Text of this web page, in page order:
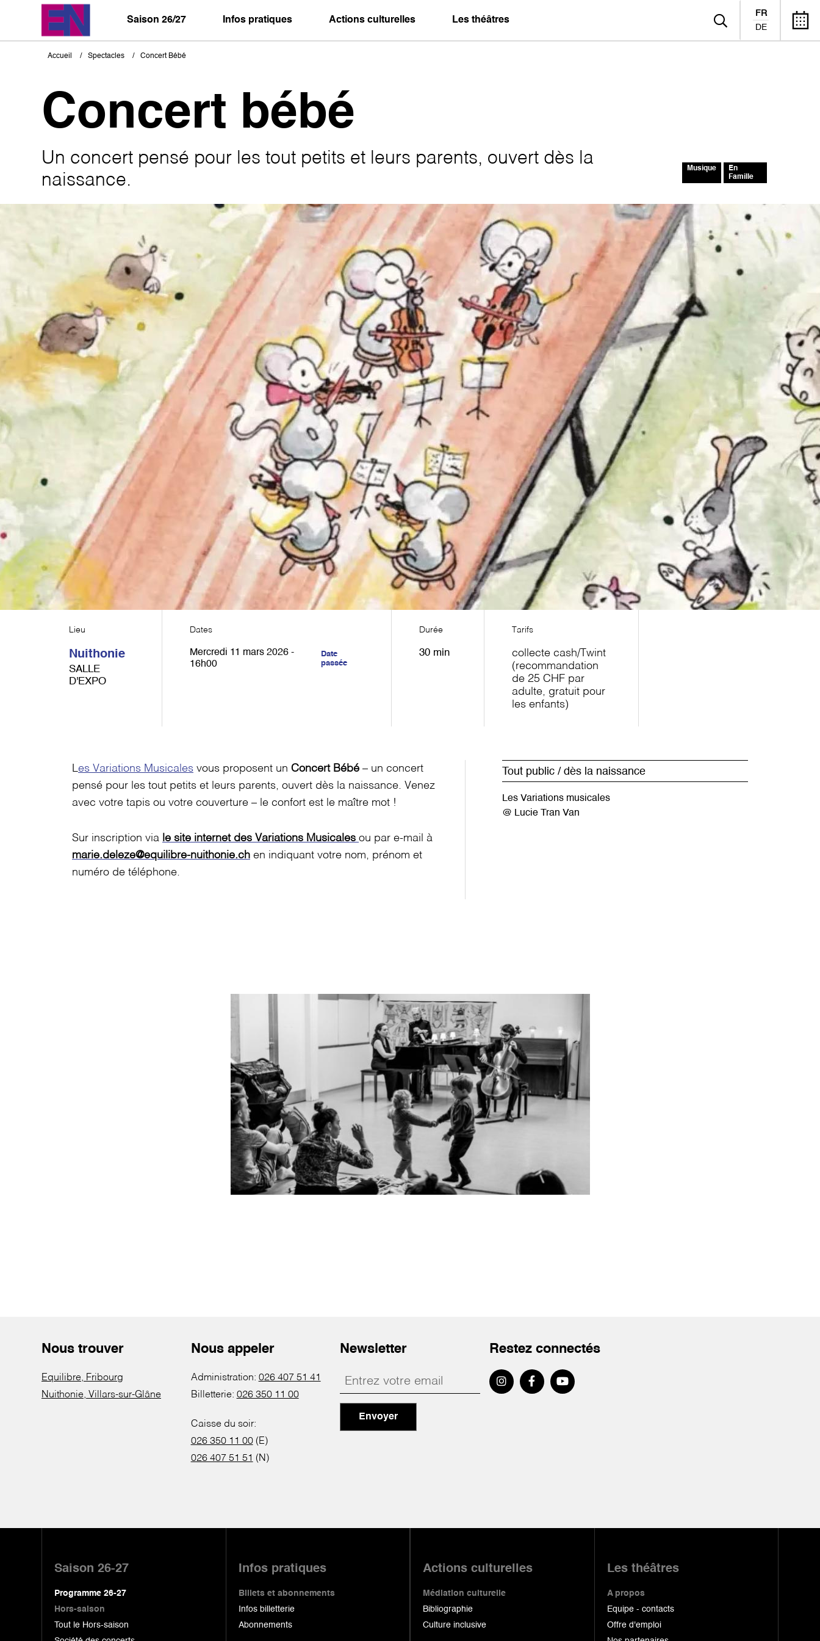
Saison 26/27 Infos pratiques Actions culturelles Les théâtres
FR
DE
Fil
Accueil Spectacles Concert Bébé
Concert bébé
Un concert pensé pour les tout petits et leurs parents, ouvert dès la
naissance.
Musique
En
Famille
Lieu
Nuithonie
SALLE
D'EXPO
Dates
Mercredi 11 mars 2026 -
16h00
Date
passée
Durée
30 min
Tarifs
collecte cash/Twint
(recommandation
de 25 CHF par
adulte, gratuit pour
les enfants)
Les Variations Musicales vous proposent un Concert Bébé – un concert
pensé pour les tout petits et leurs parents, ouvert dès la naissance. Venez
avec votre tapis ou votre couverture – le confort est le maître mot !
Sur inscription via le site internet des Variations Musicales ou par e-mail à
marie.deleze@equilibre-nuithonie.ch en indiquant votre nom, prénom et
numéro de téléphone.
Tout public dès la naissance
Les Variations musicales
@ Lucie Tran Van
Nous trouver
Equilibre, Fribourg
Nuithonie, Villars-sur-Glâne
Nous appeler
Administration: 026 407 51 41
Billetterie: 026 350 11 00
Caisse du soir:
026 350 11 00(E)
026 407 51 51 (N)
Newsletter
Envoyer
Restez connectés
Saison 26-27
Programme 26-27
Hors-saison
Tout le Hors-saison
Infos pratiques
Billets et abonnements
Infos billetterie
Abonnements
Actions culturelles
Médiation culturelle
Bibliographie
Culture inclusive
Les théâtres
A propos
Equipe - contacts
Offre d'emploi